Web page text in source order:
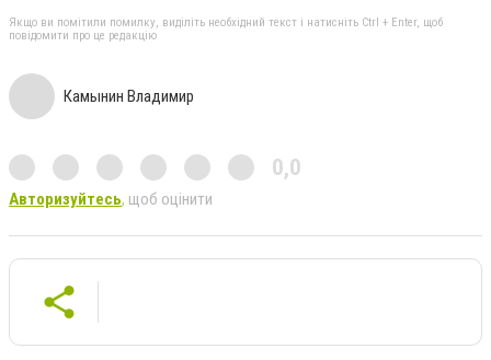
Якщо ви помітили помилку, виділіть необхідний текст і натисніть Ctrl + Enter, щоб
повідомити про це редакцію
Камынин Владимир
0,0
Авторизуйтесь, щоб оцінити